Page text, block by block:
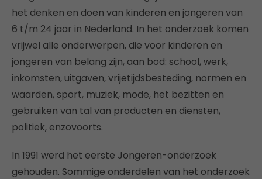
het denken en doen van kinderen en jongeren van
6 t/m 24 jaar in Nederland. In het onderzoek komen
vrijwel alle onderwerpen, die voor kinderen en
jongeren van belang zijn, aan bod: school, werk,
inkomsten, uitgaven, vrijetijdsbesteding, normen en
waarden, sport, muziek, mode, het bezitten en
gebruiken van tal van producten en diensten,
politiek, enzovoorts.
In 1991 werd het eerste Jongeren-onderzoek
gehouden. Sommige onderdelen van het onderzoek